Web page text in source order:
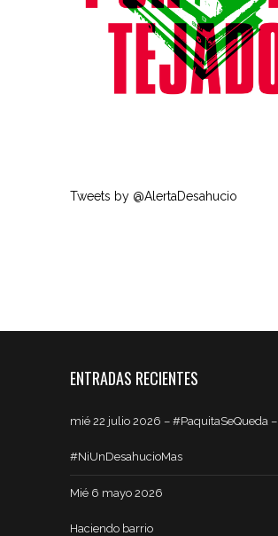
Tweets by @AlertaDesahucio
ENTRADAS RECIENTES
mié 22 julio 2026 – #PaquitaSeQueda –
#NiUnDesahucioMas
Mié 6 mayo 2026
Haciendo barrio